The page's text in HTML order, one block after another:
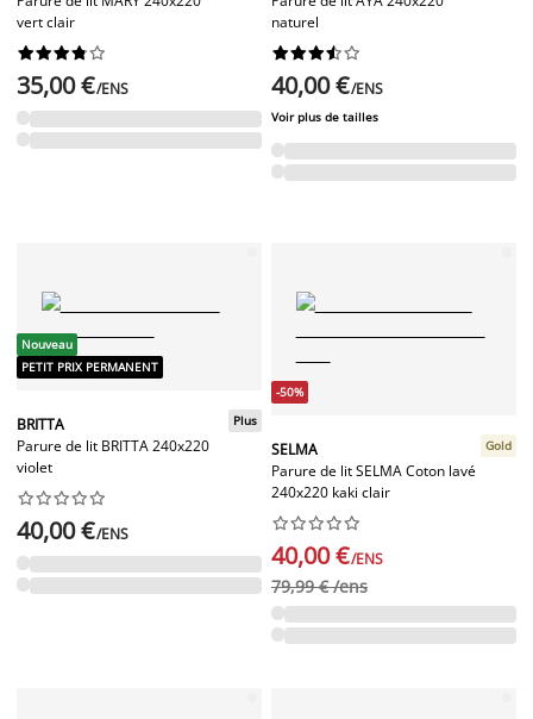
vert clair






35,00 €/ENS
naturel






40,00 €/ENS
Voir plus de tailles
Nouveau
PETIT PRIX PERMANENT
BRITTA
Parure de lit BRITTA 240x220
violet
Plus






40,00 €/ENS
-50%
SELMA
Parure de lit SELMA Coton lavé
240x220 kaki clair
Gold






40,00 €/ENS
79,99 € /ens